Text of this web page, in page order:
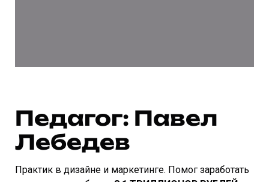
Педагог: Павел
Лебедев
Практик в дизайне и маркетинге. Помог заработать